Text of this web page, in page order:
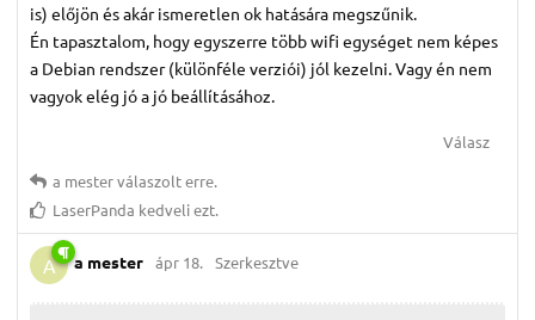
is) előjön és akár ismeretlen ok hatására megszűnik.
Én tapasztalom, hogy egyszerre több wifi egységet nem képes
a Debian rendszer (különféle verziói) jól kezelni. Vagy én nem
vagyok elég jó a jó beállításához.
Válasz
a mesterválaszolt erre.
LaserPanda kedveli ezt.
A a mester ápr 18. Szerkesztve